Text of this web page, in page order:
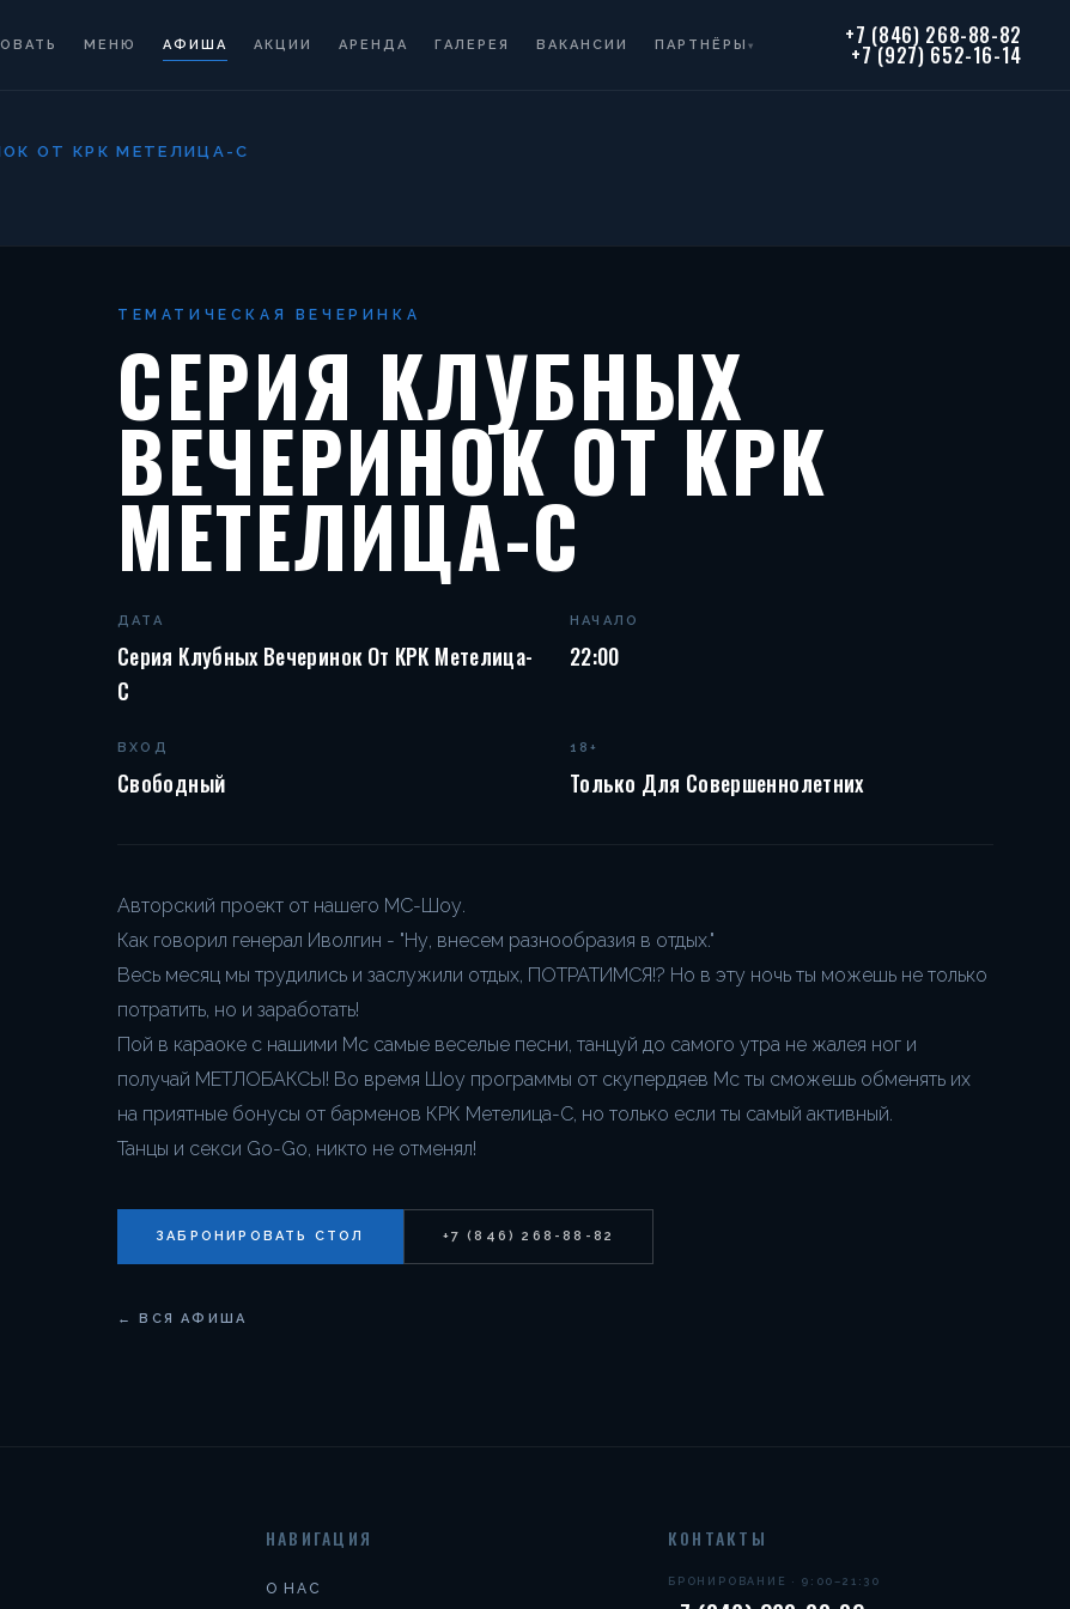
МЕНЮ АФИША АКЦИИ АРЕНДА ГАЛЕРЕЯ ВАКАНСИИ ПАРТНЁРЫ ▾ +7 (846) 268-88-82
+7 (927) 652-16-14
ОТ КРК МЕТЕЛИЦА-С
ТЕМАТИЧЕСКАЯ ВЕЧЕРИНКА
СЕРИЯ КЛУБНЫХ
ВЕЧЕРИНОК ОТ КРК
МЕТЕЛИЦА-С
ДАТА
Серия Клубных Вечеринок От КРК Метелица-
С
НАЧАЛО
22:00
ВХОД
Свободный
18+
Только Для Совершеннолетних
Авторский проект от нашего МС-Шоу.
Как говорил генерал Иволгин - "Ну, внесем разнообразия в отдых."
Весь месяц мы трудились и заслужили отдых, ПОТРАТИМСЯ!? Но в эту ночь ты можешь не только
потратить, но и заработать!
Пой в караоке с нашими Мс самые веселые песни, танцуй до самого утра не жалея ног и
получай МЕТЛОБАКСЫ! Во время Шоу программы от скупердяев Мс ты сможешь обменять их
на приятные бонусы от барменов КРК Метелица-С, но только если ты самый активный.
Танцы и секси Go-Go, никто не отменял!
ЗАБРОНИРОВАТЬ СТОЛ +7 (846) 268-88-82
← ВСЯ АФИША
НАВИГАЦИЯ
О НАС
КОНТАКТЫ
БРОНИРОВАНИЕ · 9:00–21:30